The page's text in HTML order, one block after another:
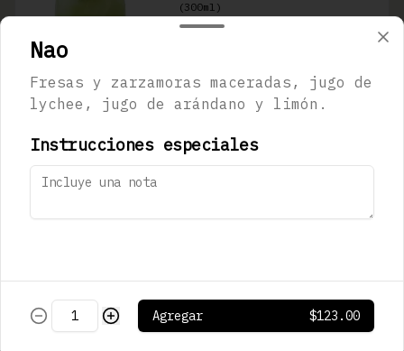
(300ml)
473 ml
$180.00
Stella Artois
330 mL
Nao
Fresas y zarzamoras maceradas, jugo de
lychee, jugo de arándano y limón.
Instrucciones especiales
Agregar $123.00